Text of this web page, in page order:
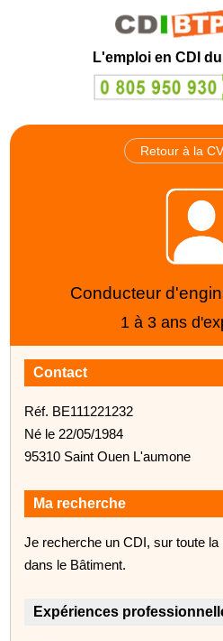
L'emploi en CDI
Retour à la
Conducteur
1 à 3 ans
Contact
Réf. BE111221232
Né le 22/05/1984
95310 Saint Ouen L'aumone
Ma recherche
Je recherche un CDI, sur toute la
dans le Bâtiment.
Expériences